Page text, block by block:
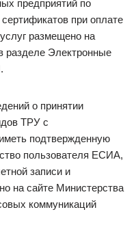
предприятий по
при оплате
размещено на
Электронные
о принятии
ТРУ с
подтвержденную
пользователя ЕСИА,
записи и
на сайте Министерства
коммуникаций